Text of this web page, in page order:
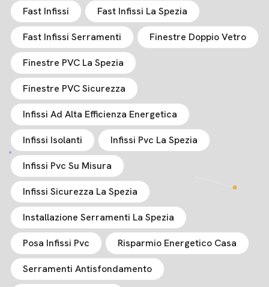
Fast Infissi Fast Infissi La Spezia
Fast Infissi Serramenti Finestre Doppio Vetro
Finestre PVC La Spezia
Finestre PVC Sicurezza
Infissi Ad Alta Efficienza Energetica
Infissi Isolanti Infissi Pvc La Spezia
Infissi Pvc Su Misura
Infissi Sicurezza La Spezia
Installazione Serramenti La Spezia
Posa Infissi Pvc Risparmio Energetico Casa
Serramenti Antisfondamento